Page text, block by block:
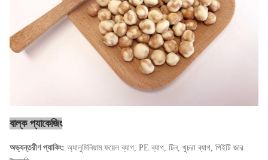
বাল্ক প্যাকেজিং
অভ্যন্তরীণ প্যাকিং: অ্যালুমিনিয়াম ফয়েল ব্যাগ, PE ব্যাগ, টিন, খুচরা ব্যাগ, পিইটি জার